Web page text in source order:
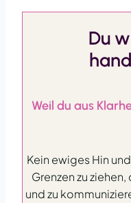
Du
Weil du aus
Kein ewiges Hin
Grenzen zu
und zu